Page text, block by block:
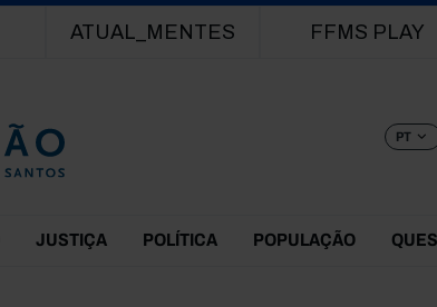
ATUAL_MENTES FFMS PLAY
PT
JUSTIÇA POLÍTICA POPULAÇÃO